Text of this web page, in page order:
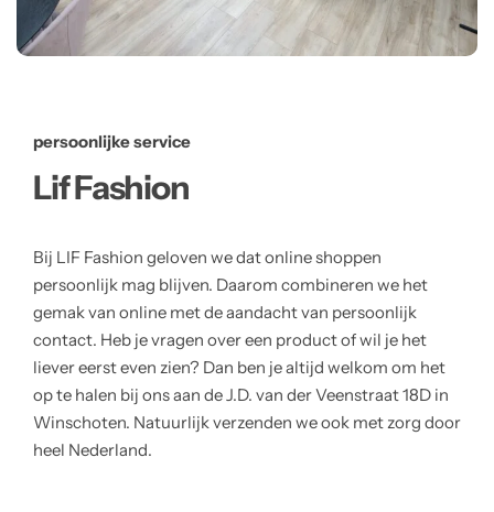
persoonlijke service
Lif Fashion
Bij LIF Fashion geloven we dat online shoppen
persoonlijk mag blijven. Daarom combineren we het
gemak van online met de aandacht van persoonlijk
contact. Heb je vragen over een product of wil je het
liever eerst even zien? Dan ben je altijd welkom om het
op te halen bij ons aan de J.D. van der Veenstraat 18D in
Winschoten. Natuurlijk verzenden we ook met zorg door
heel Nederland.